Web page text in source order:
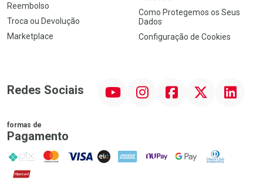
Reembolso
Troca ou Devolução
Marketplace
Como Protegemos os Seus
Dados
Configuração de Cookies
Redes Sociais InstagramFacebookTwitter Linkedin
formas de
Pagamento
PIX MasterCard
VISA ELO AMEX NuPay Google PayDiners Club
Hipercard